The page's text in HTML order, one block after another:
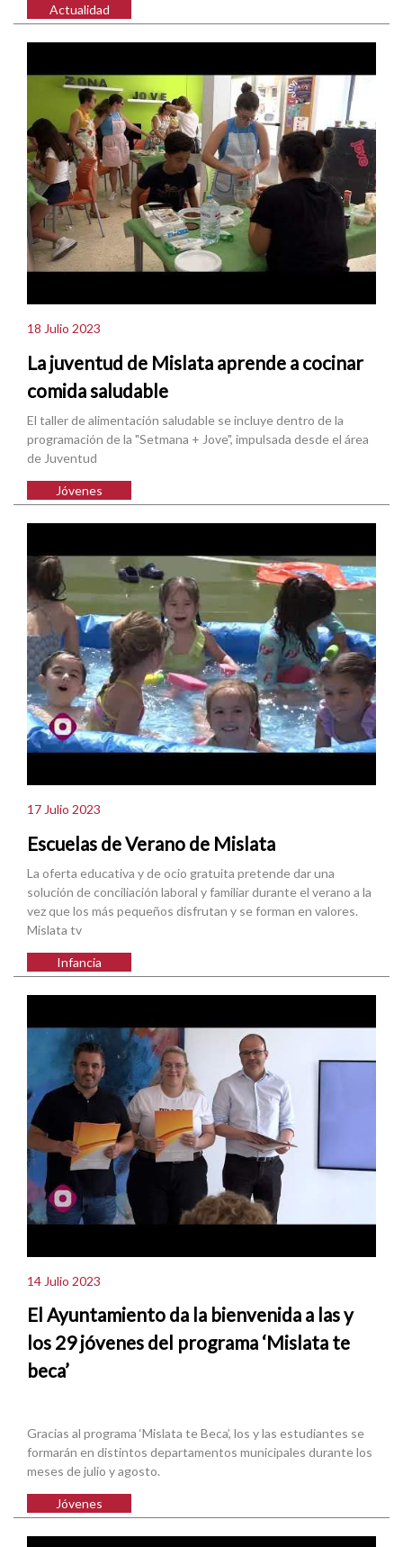
Actualidad
18 Julio 2023
La juventud de Mislata aprende a cocinar
comida saludable
El taller de alimentación saludable se incluye dentro de la
programación de la "Setmana + Jove", impulsada desde el área
de Juventud
Jóvenes
17 Julio 2023
Escuelas de Verano de Mislata
La oferta educativa y de ocio gratuita pretende dar una
solución de conciliación laboral y familiar durante el verano a la
vez que los más pequeños disfrutan y se forman en valores.
Mislata tv
Infancia
14 Julio 2023
El Ayuntamiento da la bienvenida a las y
los 29 jóvenes del programa ‘Mislata te
beca’
Gracias al programa ‘Mislata te Beca’, los y las estudiantes se
formarán en distintos departamentos municipales durante los
meses de julio y agosto.
Jóvenes